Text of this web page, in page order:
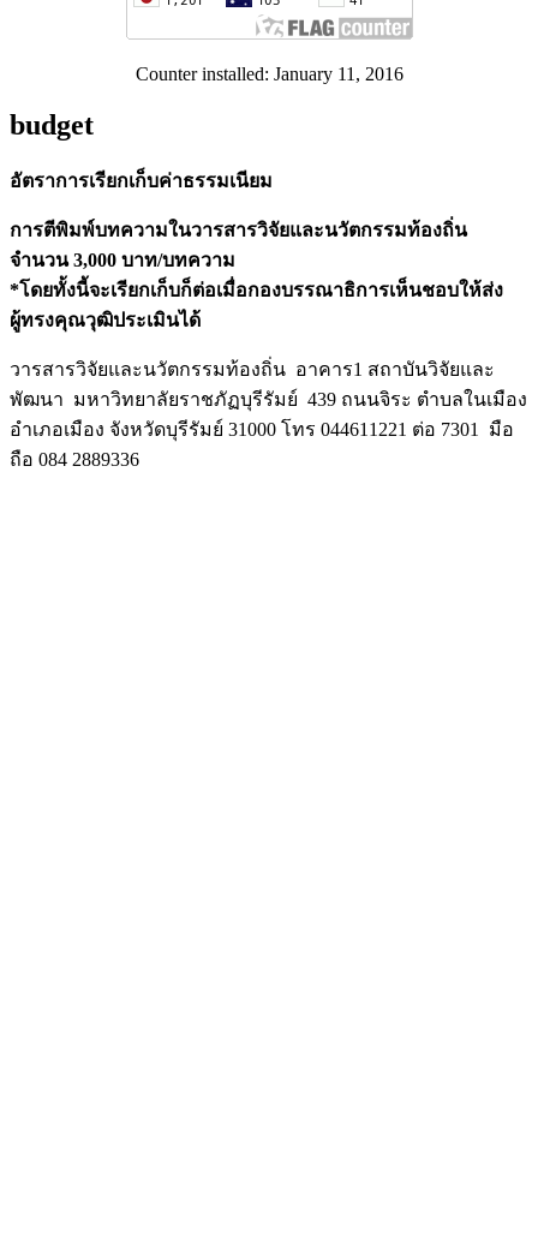
Counter installed: January 11, 2016
budget
อัตราการเรียกเก็บค่าธรรมเนียม
การตีพิมพ์บทความในวารสารวิจัยและนวัตกรรมท้องถิ่น
จำนวน 3,000 บาท/บทความ
*โดยทั้งนี้จะเรียกเก็บก็ต่อเมื่อกองบรรณาธิการเห็นชอบให้ส่ง
ผู้ทรงคุณวุฒิประเมินได้
วารสารวิจัยและนวัตกรรมท้องถิ่น อาคาร1 สถาบันวิจัยและ
พัฒนา มหาวิทยาลัยราชภัฏบุรีรัมย์ 439 ถนนจิระ ตำบลในเมือง
อำเภอเมือง จังหวัดบุรีรัมย์ 31000 โทร 044611221 ต่อ 7301 มือ
ถือ 084 2889336